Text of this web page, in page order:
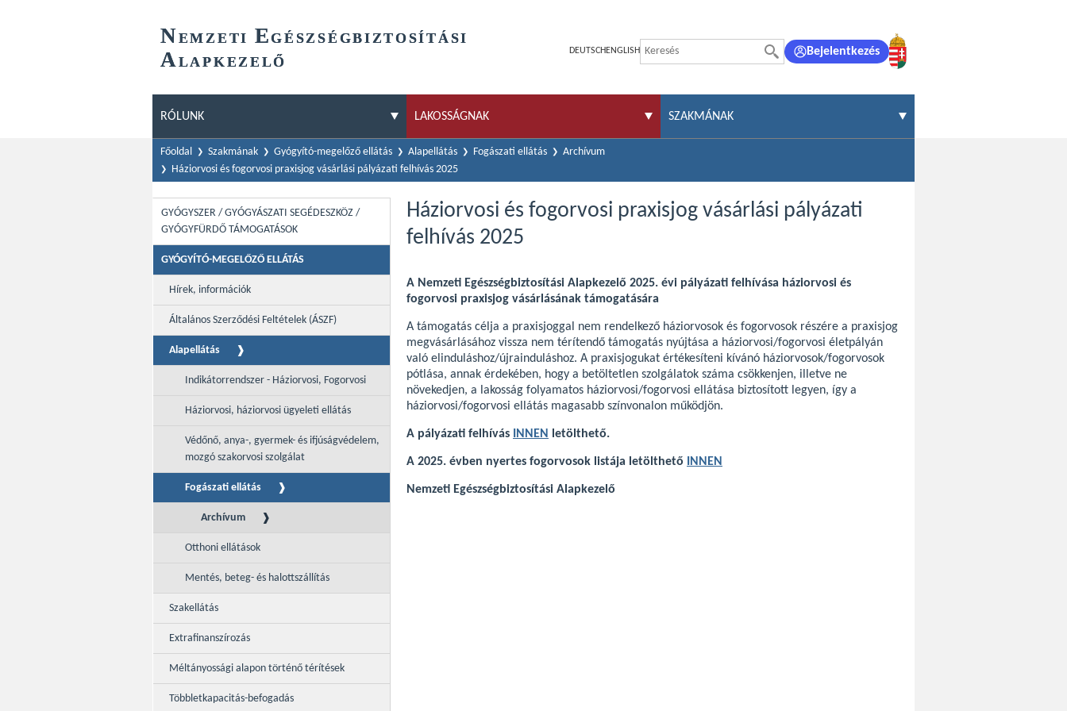
NEMZETI EGÉSZSÉGBIZTOSÍTÁSI
ALAPKEZELŐ
DEUTSCH ENGLISH Bejelentkezés
RÓLUNK LAKOSSÁGNAK SZAKMÁNAK
Főoldal Szakmának Gyógyító-megelőző ellátás Alapellátás Fogászati ellátás
Archívum
Háziorvosi és fogorvosi praxisjog vásárlási pályázati felhívás 2025
GYÓGYSZER / GYÓGYÁSZATI SEGÉDESZKÖZ /
GYÓGYFÜRDŐ TÁMOGATÁSOK
GYÓGYÍTÓ-MEGELŐZŐ ELLÁTÁS
Hírek, információk
Általános Szerződési Feltételek (ÁSZF)
Alapellátás
Indikátorrendszer - Háziorvosi, Fogorvosi
Háziorvosi, háziorvosi ügyeleti ellátás
Védőnő, anya-, gyermek- és ifjúságvédelem,
mozgó szakorvosi szolgálat
Fogászati ellátás
Archívum
Otthoni ellátások
Mentés, beteg- és halottszállítás
Szakellátás
Extrafinanszírozás
Méltányossági alapon történő térítések
Többletkapacitás-befogadás
Háziorvosi és fogorvosi praxisjog vásárlási pályázati
felhívás 2025
A Nemzeti Egészségbiztosítási Alapkezelő 2025. évi pályázati felhívása háziorvosi és
fogorvosi praxisjog vásárlásának támogatására
A támogatás célja a praxisjoggal nem rendelkező háziorvosok és fogorvosok részére a praxisjog
megvásárlásához vissza nem térítendő támogatás nyújtása a háziorvosi/fogorvosi életpályán
való elinduláshoz/újrainduláshoz. A praxisjogukat értékesíteni kívánó háziorvosok/fogorvosok
pótlása, annak érdekében, hogy a betöltetlen szolgálatok száma csökkenjen, illetve ne
növekedjen, a lakosság folyamatos háziorvosi/fogorvosi ellátása biztosított legyen, így a
háziorvosi/fogorvosi ellátás magasabb színvonalon működjön.
A pályázati felhívás INNEN letölthető.
A 2025. évben nyertes fogorvosok listája letölthető INNEN
Nemzeti Egészségbiztosítási Alapkezelő